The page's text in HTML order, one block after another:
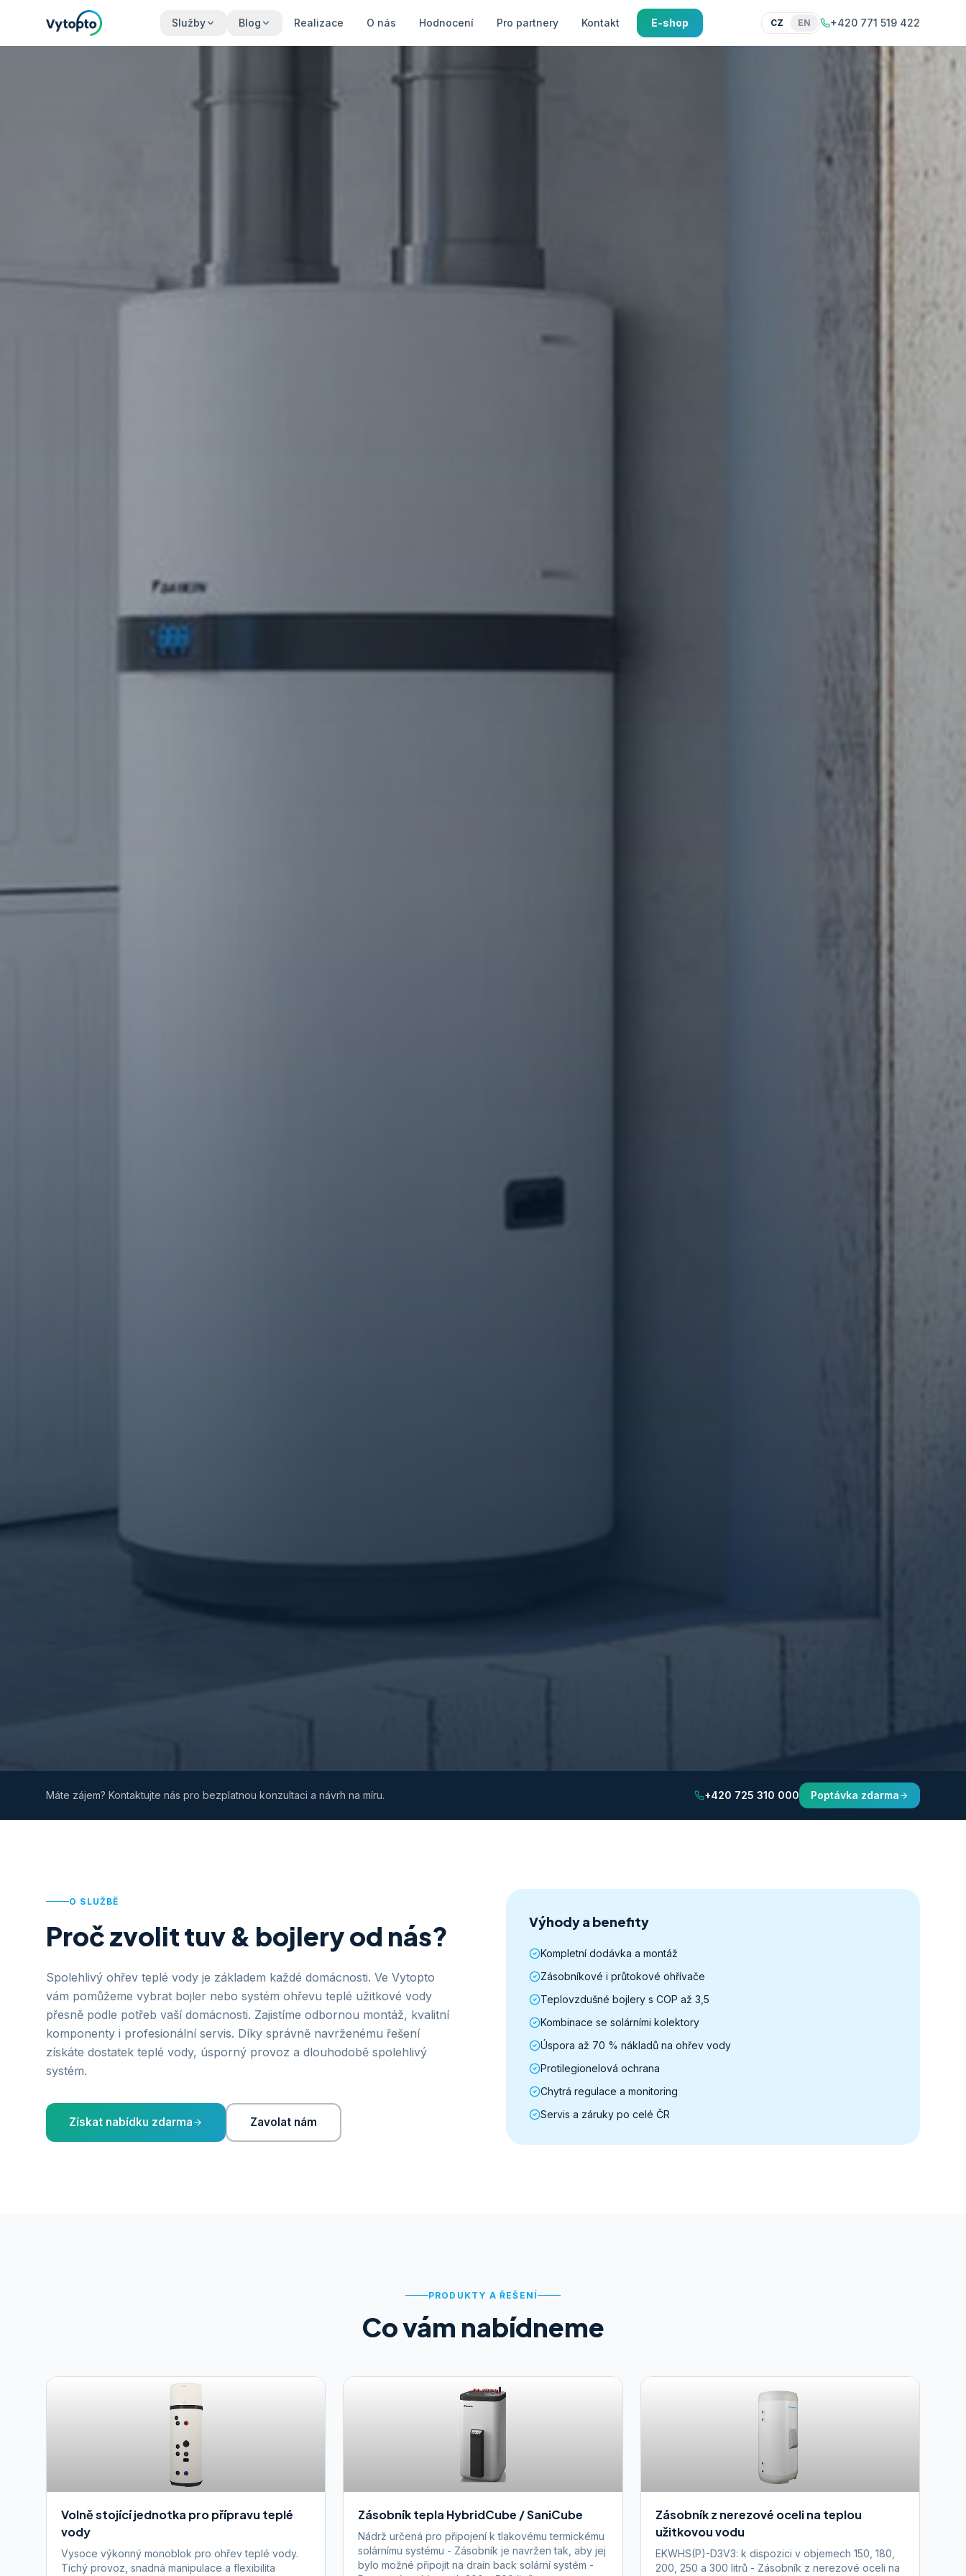
Služby Blog Realizace O nás Hodnocení Pro partnery Kontakt E-shop CZ EN +420 771 519 422
Máte zájem? Kontaktujte nás pro bezplatnou konzultaci a návrh na míru. +420 725 310 000 Poptávka zdarma
O SLUŽBĚ
Proč zvolit tuv & bojlery od nás?
Spolehlivý ohřev teplé vody je základem každé domácnosti. Ve Vytopto
vám pomůžeme vybrat bojler nebo systém ohřevu teplé užitkové vody
přesně podle potřeb vaší domácnosti. Zajistíme odbornou montáž, kvalitní
komponenty i profesionální servis. Díky správně navrženému řešení
získáte dostatek teplé vody, úsporný provoz a dlouhodobě spolehlivý
systém.
Získat nabídku zdarma Zavolat nám
Výhody a benefity
Kompletní dodávka a montáž
Zásobníkové i průtokové ohřívače
Teplovzdušné bojlery s COP až 3,5
Kombinace se solárními kolektory
Úspora až 70 % nákladů na ohřev vody
Protilegionelová ochrana
Chytrá regulace a monitoring
Servis a záruky po celé ČR
PRODUKTY A ŘEŠENÍ
Co vám nabídneme
Volně stojící jednotka pro přípravu teplé
vody
Vysoce výkonný monoblok pro ohřev teplé vody.
Tichý provoz, snadná manipulace a flexibilita
Zásobník tepla HybridCube / SaniCube
Nádrž určená pro připojení k tlakovému termickému
solárnímu systému - Zásobník je navržen tak, aby jej
bylo možné připojit na drain back solární systém -
Zásobník z nerezové oceli na teplou
užitkovou vodu
EKWHS(P)-D3V3: k dispozici v objemech 150, 180,
200, 250 a 300 litrů - Zásobník z nerezové oceli na